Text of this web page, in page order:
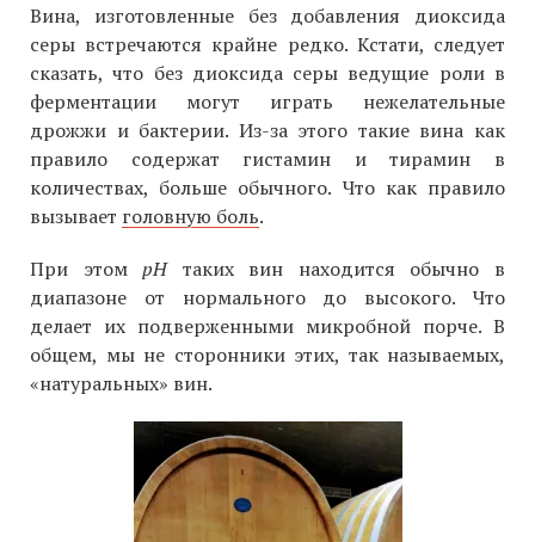
Вина, изготовленные без добавления диоксида
серы встречаются крайне редко. Кстати, следует
сказать, что без диоксида серы ведущие роли в
ферментации могут играть нежелательные
дрожжи и бактерии. Из-за этого такие вина как
правило содержат гистамин и тирамин в
количествах, больше обычного. Что как правило
вызывает головную боль.
При этомpHтаких вин находится обычно в
диапазоне от нормального до высокого. Что
делает их подверженными микробной порче. В
общем, мы не сторонники этих, так называемых,
«натуральных» вин.